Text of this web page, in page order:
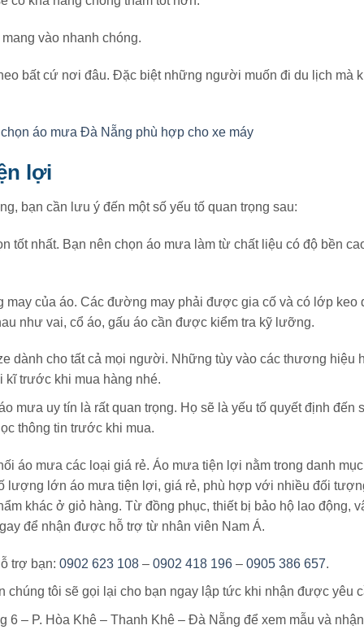
vào nhanh chóng.
bất cứ nơi đâu. Đặc biệt những người muốn đi du lịch mà
áo mưa Đà Nẵng phù hợp cho xe máy
lợi
bạn cần lưu ý đến một số yếu tố quan trọng sau:
tốt nhất. Bạn nên chọn áo mưa làm từ chất liệu có độ bền
may của áo. Các đường may phải được gia cố và có lớp keo
như vai, cổ áo, gấu áo cần được kiểm tra kỹ lưỡng.
dành cho tất cả mọi người. Những tùy vào các thương hiệu
kĩ trước khi mua hàng nhé.
mưa uy tín là rất quan trọng. Họ sẽ là yếu tố quyết định đến
thông tin trước khi mua.
áo mưa các loại giá rẻ. Áo mưa tiện lợi nằm trong danh
lượng lớn áo mưa tiện lợi, giá rẻ, phù hợp với nhiều đối
khác ở giỏ hàng. Từ đồng phục, thiết bị bảo hộ lao động,
để nhận được hỗ trợ từ nhân viên Nam Á.
trợ bạn: 0902 623 108– 0902 418 196– 0905 386 657.
tôi sẽ gọi lại cho bạn ngay lập tức khi nhận được yêu
6 – P. Hòa Khê – Thanh Khê – Đà Nẵng để xem mẫu và